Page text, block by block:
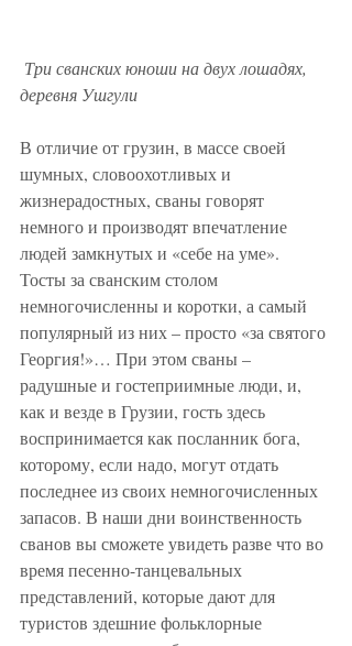
Три сванских юноши на двух лошадях,
деревня Ушгули
В отличие от грузин, в массе своей
шумных, словоохотливых и
жизнерадостных, сваны говорят
немного и производят впечатление
людей замкнутых и «себе на уме».
Тосты за сванским столом
немногочисленны и коротки, а самый
популярный из них – просто «за святого
Георгия!»… При этом сваны –
радушные и гостеприимные люди, и,
как и везде в Грузии, гость здесь
воспринимается как посланник бога,
которому, если надо, могут отдать
последнее из своих немногочисленных
запасов. В наши дни воинственность
сванов вы сможете увидеть разве что во
время песенно-танцевальных
представлений, которые дают для
туристов здешние фольклорные